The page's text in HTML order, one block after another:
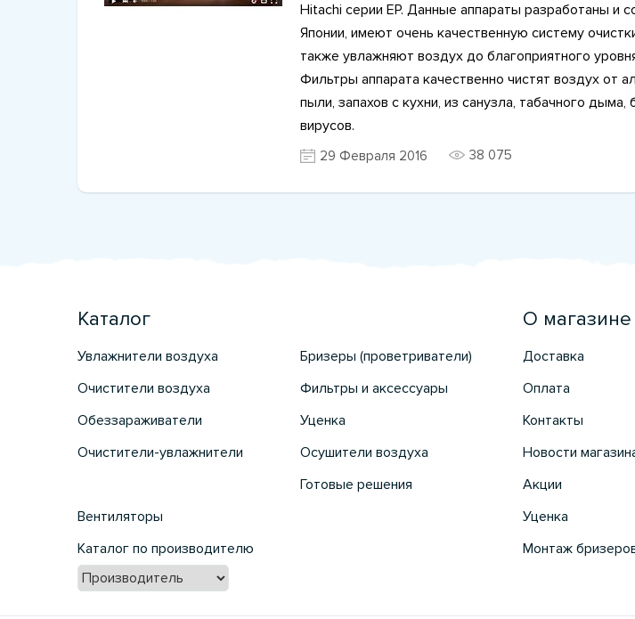
Hitachi серии EP. Данные аппараты разработаны и
Японии, имеют очень качественную систему
также увлажняют воздух до благоприятного
Фильтры аппарата качественно чистят воздух от
пыли, запахов с кухни, из санузла, табачного дыма,
вирусов.
29 Февраля 2016 38 075
Каталог
Увлажнители воздуха
Очистители воздуха
Обеззараживатели
Очистители-увлажнители
Бризеры (проветриватели)
Фильтры и аксессуары
Уценка
Осушители воздуха
Готовые решения
Вентиляторы
Каталог по производителю
О магазине
Доставка
Оплата
Контакты
Новости
Акции
Уценка
Монтаж